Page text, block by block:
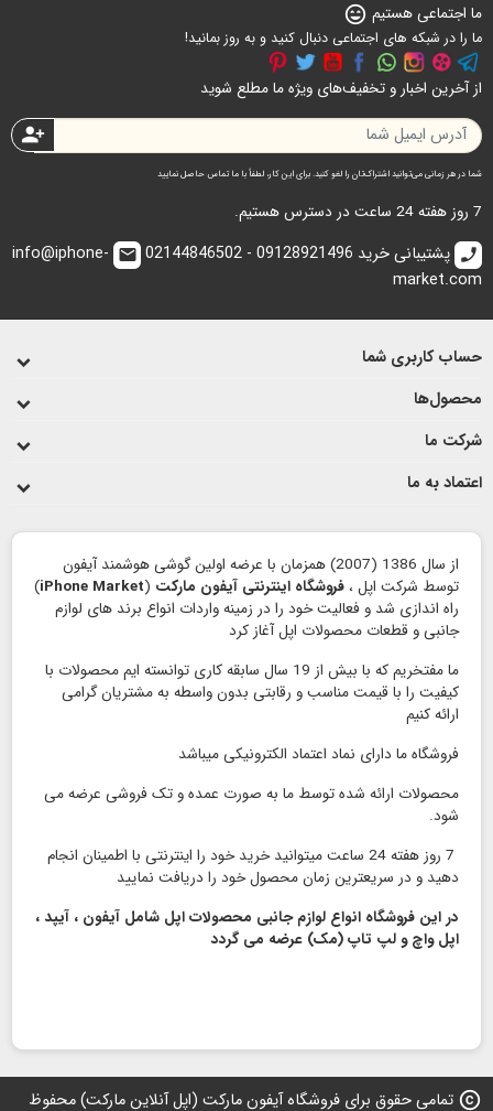
ما اجتماعی هستیم sentiment_very_satisfied
ما را در شبکه های اجتماعی دنبال کنید و به روز بمانید!
از آخرین اخبار و تخفیف‌های ویژه ما مطلع شوید
person_add
شما در هر زمانی می‌توانید اشتراک‌تان را لغو کنید. برای این کار، لطفاً با ما تماس حاصل نمایید
7 روز هفته 24 ساعت در دسترس هستیم.
call پشتیبانی خرید 09128921496 - 02144846502 email
info@iphone-
market.com
حساب کاربری شما
محصول‌ها
شرکت ما
اعتماد به ما
از سال 1386 (2007) همزمان با عرضه اولین گوشی هوشمند آیفون
توسط شرکت اپل ، فروشگاه اینترنتی آیفون مارکت (
iPhone Market
)
راه اندازی شد و فعالیت خود را در زمینه واردات انواع برند های لوازم
جانبی و قطعات محصولات اپل آغاز کرد
ما مفتخریم که با بیش از 19 سال سابقه کاری توانسته ایم محصولات با
کیفیت را با قیمت مناسب و رقابتی بدون واسطه به مشتریان گرامی
ارائه کنیم
فروشگاه ما دارای نماد اعتماد الكترونیكی میباشد
محصولات ارائه شده توسط ما به صورت عمده و تک فروشی عرضه می
شود.
7 روز هفته 24 ساعت میتوانید خرید خود را اینترنتی با اطمینان انجام
دهید و در سریعترین زمان محصول خود را دریافت نمایید
در این فروشگاه انواع لوازم جانبی محصولات اپل شامل آیفون ، آیپد ،
اپل واچ و لپ تاپ (مک) عرضه می گردد
copyright تمامی حقوق برای فروشگاه آیفون مارکت (اپل آنلاین مارکت) محفوظ